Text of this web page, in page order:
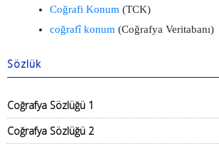
Coğrafi Konum (TCK)
coğrafî konum (Coğrafya Veritabanı)
Sözlük
Coğrafya Sözlüğü 1
Coğrafya Sözlüğü 2